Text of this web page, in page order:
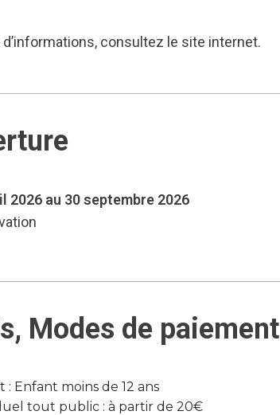
d’informations, consultez le site internet.
2026 au 30 septembre 2026
Modes de paiement
: Enfant moins de 12 ans
tout public : à partir de 20€